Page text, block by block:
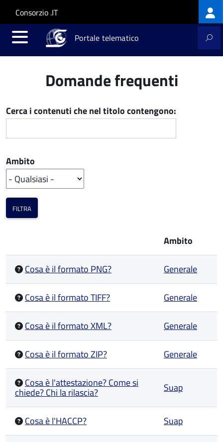
Salta al contenuto principale
Skip to site navigation
Consorzio .IT
Portale telematico
Domande frequenti
Cerca i contenuti che nel titolo contengono:
Ambito
Ambito
Cosa è il formato PNG? Generale
Cosa è il formato TIFF? Generale
Cosa è il formato XML? Generale
Cosa è il formato ZIP? Generale
Cosa è l'attestazione? Come si
chiede? Chi la rilascia? Suap
Cosa è l'HACCP? Suap